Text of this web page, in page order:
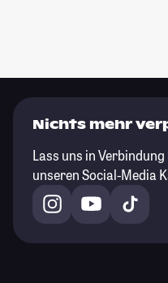
Nichts mehr
Lass uns in
unseren Social-Media